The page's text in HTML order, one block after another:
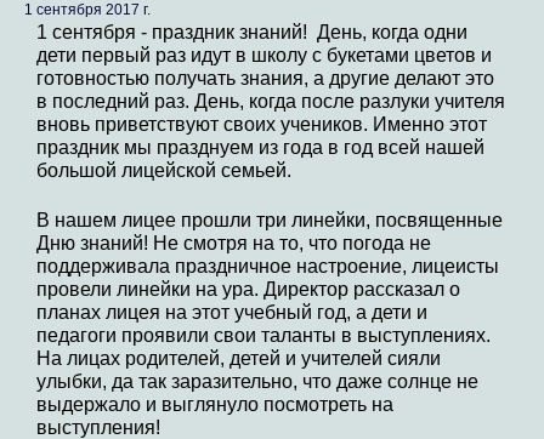
1 сентября 2017 г.
1 сентября - праздник знаний! День, когда одни
дети первый раз идут в школу с букетами цветов и
готовностью получать знания, а другие делают это
в последний раз. День, когда после разлуки учителя
вновь приветствуют своих учеников. Именно этот
праздник мы празднуем из года в год всей нашей
большой лицейской семьей.
В нашем лицее прошли три линейки, посвященные
Дню знаний! Не смотря на то, что погода не
поддерживала праздничное настроение, лицеисты
провели линейки на ура. Директор рассказал о
планах лицея на этот учебный год, а дети и
педагоги проявили свои таланты в выступлениях.
На лицах родителей, детей и учителей сияли
улыбки, да так заразительно, что даже солнце не
выдержало и выглянуло посмотреть на
выступления!